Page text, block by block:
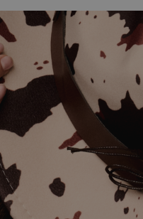
Aanbieder / Domein
.twiceasnice.com
2
weken
www.twiceasnice.com
1 jaar 1
maand
www.twiceasnice.com
4 weken
dagen
www.twiceasnice.com
1 jaar
Google Privacy Policy